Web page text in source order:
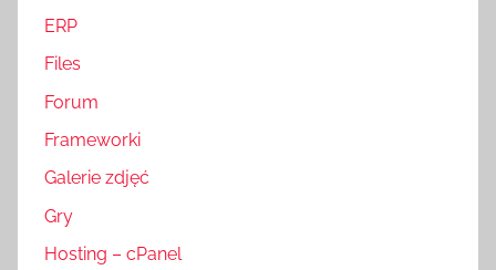
ERP
Files
Forum
Frameworki
Galerie zdjęć
Gry
Hosting – cPanel